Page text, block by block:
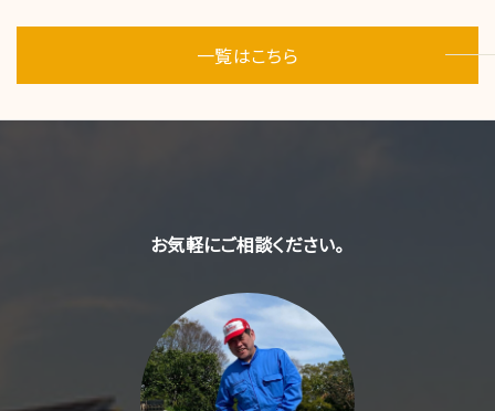
一覧はこちら
お気軽にご相談ください。